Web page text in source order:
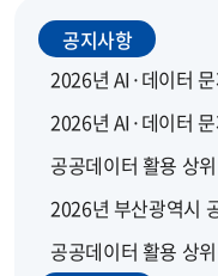
공지사항
공공데이터 활용 상
공공데이터 활용 상